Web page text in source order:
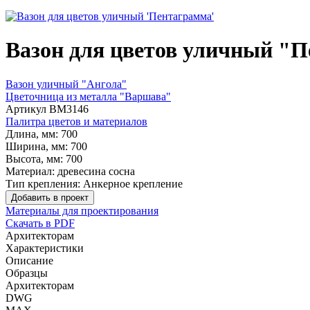
Вазон для цветов уличный
Вазон уличный "Ангола"
Цветочница из металла "Варшава"
Артикул ВМ3146
Палитра цветов и материалов
Длина, мм: 700
Ширина, мм: 700
Высота, мм: 700
Материал: древесина сосна
Тип крепления: Анкерное крепление
Добавить в проект
Материалы для проектирования
Скачать в PDF
Архитекторам
Характеристики
Описание
Образцы
Архитекторам
DWG